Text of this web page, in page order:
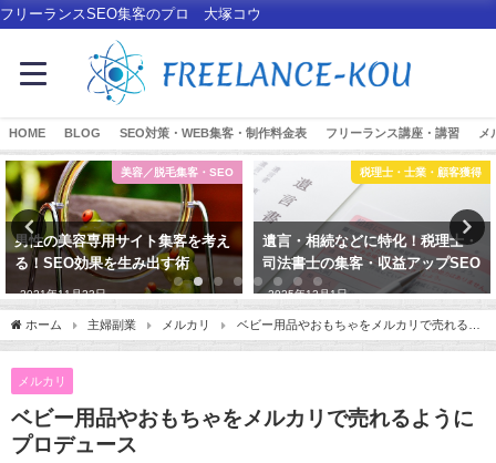
フリーランスSEO集客のプロ 大塚コウ
HOME BLOG SEO対策・WEB集客・制作料金表 フリーランス講座・講習 メ
美容／脱毛集客・SEO
男性の美容専用サイト集客を考え
る！SEO効果を生み出す術
2021年11月23日
税理士・士業・顧客獲得
遺言・相続などに特化！税理士・
司法書士の集客・収益アップSEO
2025年12月1日
ホーム 主婦副業 メルカリ
ベビー用品やおもちゃをメルカリで売れるよ
うにプロデュース
メルカリ
ベビー用品やおもちゃをメルカリで売れるように
プロデュース